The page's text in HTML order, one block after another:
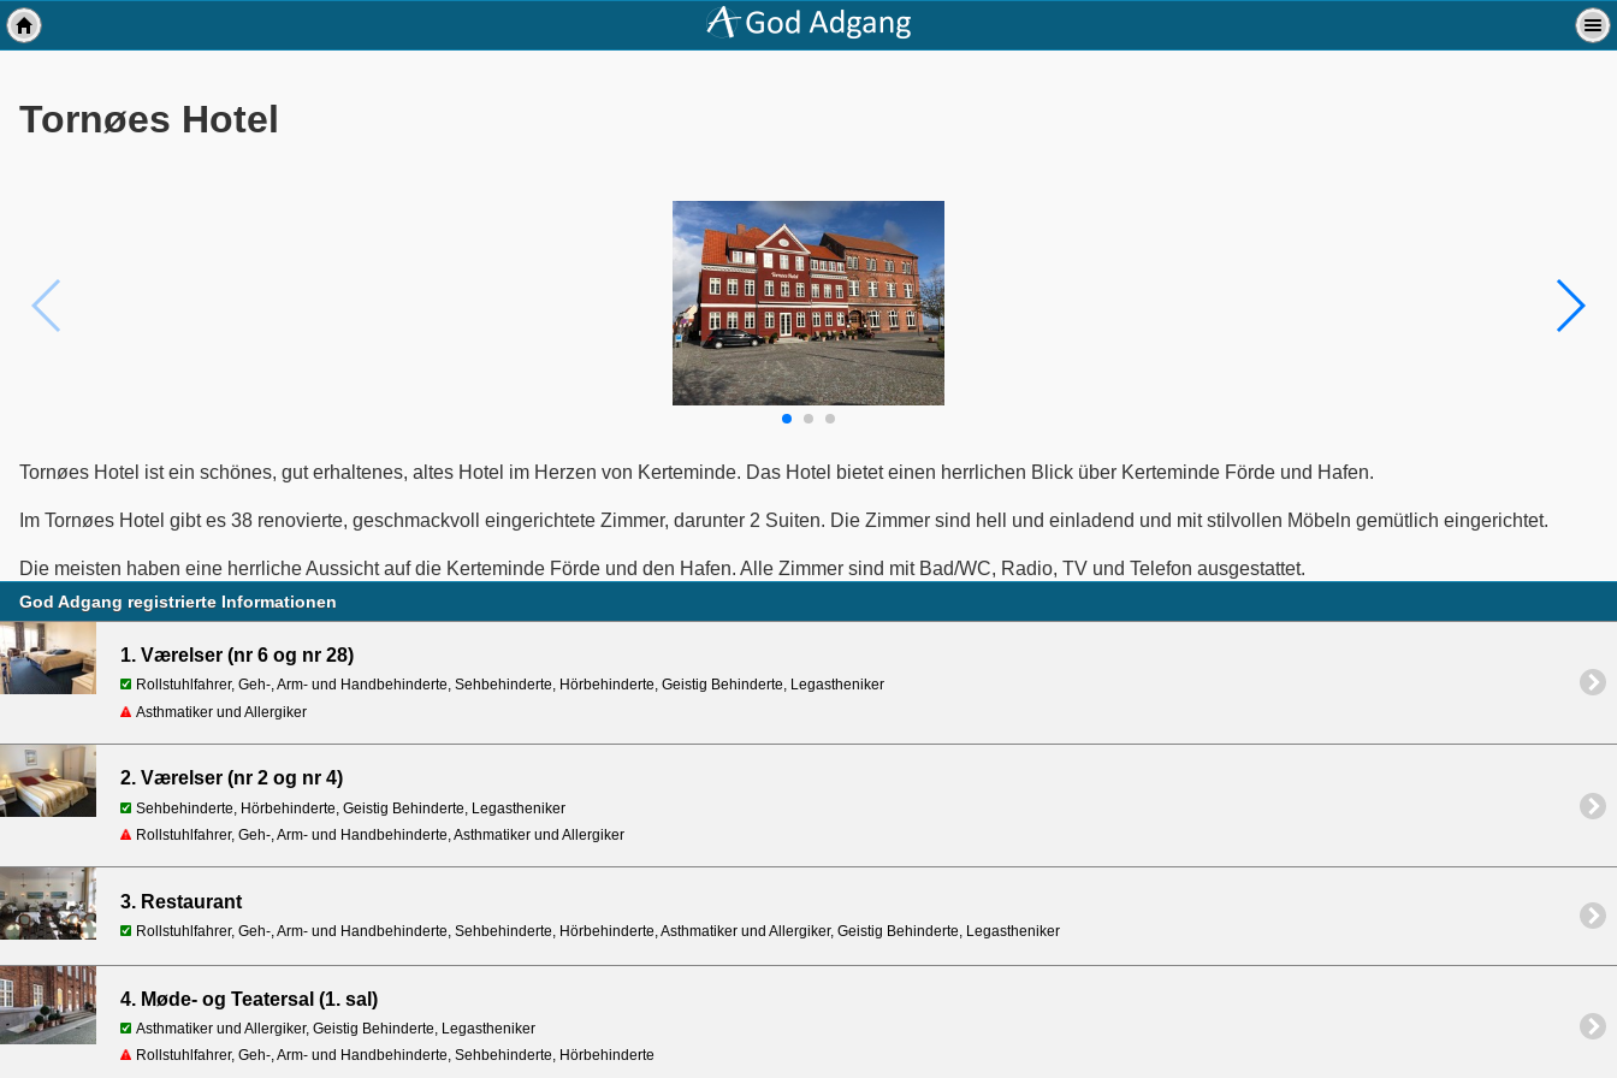
Tornøes Hotel
Tornøes Hotel ist ein schönes, gut erhaltenes, altes Hotel im Herzen von Kerteminde. Das Hotel bietet einen herrlichen Blick über Kerteminde Förde und Hafen.
Im Tornøes Hotel gibt es 38 renovierte, geschmackvoll eingerichtete Zimmer, darunter 2 Suiten. Die Zimmer sind hell und einladend und mit stilvollen Möbeln gemütlich eingerichtet.
Die meisten haben eine herrliche Aussicht auf die Kerteminde Förde und den Hafen. Alle Zimmer sind mit Bad/WC, Radio, TV und Telefon ausgestattet.
God Adgang registrierte Informationen
1. Værelser (nr 6 og nr 28)
Rollstuhlfahrer, Geh-, Arm- und Handbehinderte, Sehbehinderte, Hörbehinderte, Geistig Behinderte, Legastheniker
Asthmatiker und Allergiker
2. Værelser (nr 2 og nr 4)
Sehbehinderte, Hörbehinderte, Geistig Behinderte, Legastheniker
Rollstuhlfahrer, Geh-, Arm- und Handbehinderte, Asthmatiker und Allergiker
3. Restaurant
Rollstuhlfahrer, Geh-, Arm- und Handbehinderte, Sehbehinderte, Hörbehinderte, Asthmatiker und Allergiker, Geistig Behinderte, Legastheniker
4. Møde- og Teatersal (1. sal)
Asthmatiker und Allergiker, Geistig Behinderte, Legastheniker
Rollstuhlfahrer, Geh-, Arm- und Handbehinderte, Sehbehinderte, Hörbehinderte